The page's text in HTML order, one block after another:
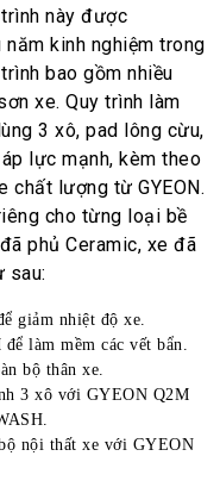
này được
kinh nghiệm trong
bao gồm nhiều
xe. Quy trình làm
3 xô, pad lông cừu,
lực mạnh, kèm theo
chất lượng từ GYEON.
cho từng loại bề
phủ Ceramic, xe đã
sau:
giảm nhiệt độ xe.
làm mềm các vết bẩn.
bộ thân xe.
3 xô với GYEON Q2M
nội thất xe với GYEON